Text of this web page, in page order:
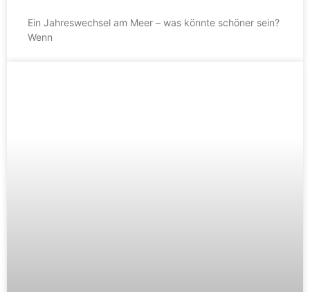
Ein Jahreswechsel am Meer – was könnte schöner sein?
Wenn